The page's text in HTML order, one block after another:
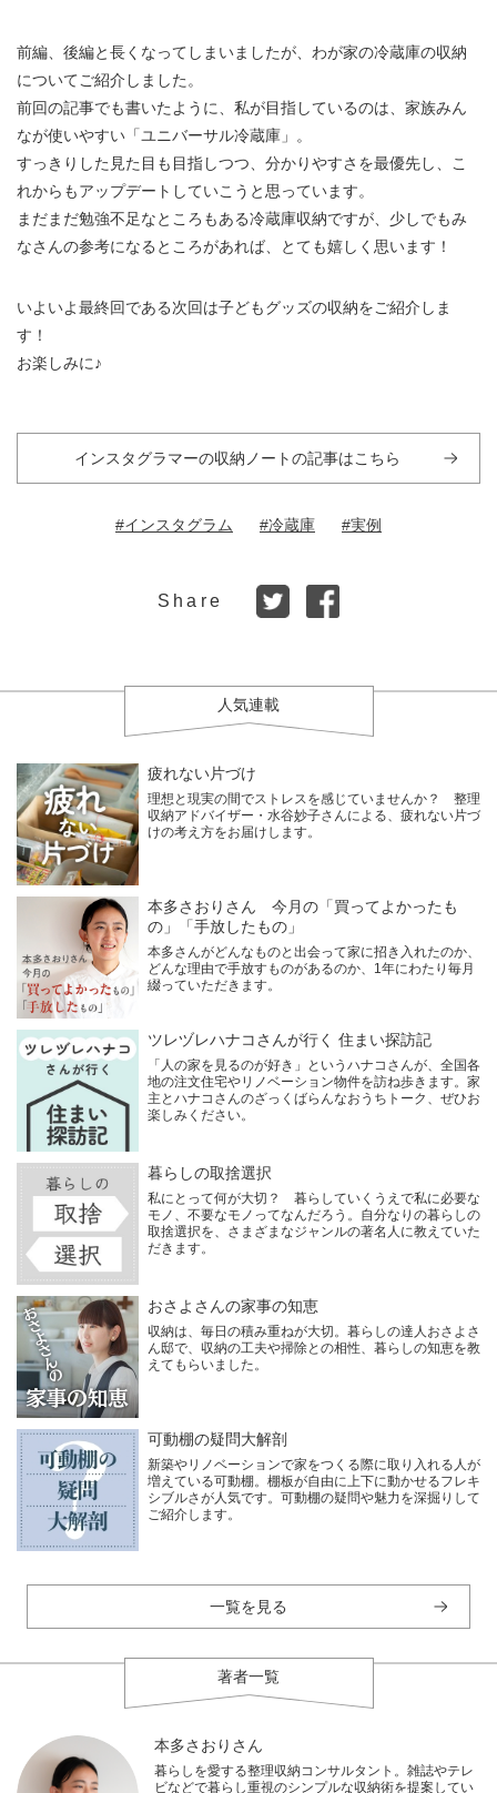
前編、後編と長くなってしまいましたが、わが家の冷蔵庫の収納
についてご紹介しました。
前回の記事でも書いたように、私が目指しているのは、家族みん
なが使いやすい「ユニバーサル冷蔵庫」。
すっきりした見た目も目指しつつ、分かりやすさを最優先し、こ
れからもアップデートしていこうと思っています。
まだまだ勉強不足なところもある冷蔵庫収納ですが、少しでもみ
なさんの参考になるところがあれば、とても嬉しく思います！
いよいよ最終回である次回は子どもグッズの収納をご紹介しま
す！
お楽しみに♪
インスタグラマーの収納ノートの記事はこちら
#インスタグラム #冷蔵庫 #実例
Share
人気連載
疲れない片づけ
理想と現実の間でストレスを感じていませんか？ 整理
収納アドバイザー・水谷妙子さんによる、疲れない片づ
けの考え方をお届けします。
本多さおりさん 今月の「買ってよかったも
の」「手放したもの」
本多さんがどんなものと出会って家に招き入れたのか、
どんな理由で手放すものがあるのか、1年にわたり毎月
綴っていただきます。
ツレヅレハナコさんが行く 住まい探訪記
「人の家を見るのが好き」というハナコさんが、全国各
地の注文住宅やリノベーション物件を訪ね歩きます。家
主とハナコさんのざっくばらんなおうちトーク、ぜひお
楽しみください。
暮らしの取捨選択
私にとって何が大切？ 暮らしていくうえで私に必要な
モノ、不要なモノってなんだろう。自分なりの暮らしの
取捨選択を、さまざまなジャンルの著名人に教えていた
だきます。
おさよさんの家事の知恵
収納は、毎日の積み重ねが大切。暮らしの達人おさよさ
ん邸で、収納の工夫や掃除との相性、暮らしの知恵を教
えてもらいました。
可動棚の疑問大解剖
新築やリノベーションで家をつくる際に取り入れる人が
増えている可動棚。棚板が自由に上下に動かせるフレキ
シブルさが人気です。可動棚の疑問や魅力を深掘りして
ご紹介します。
一覧を見る
著者一覧
本多さおりさん
暮らしを愛する整理収納コンサルタント。雑誌やテレ
ビなどで暮らし重視のシンプルな収納術を提案してい